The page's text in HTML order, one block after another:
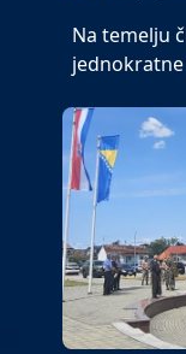
Na temelju